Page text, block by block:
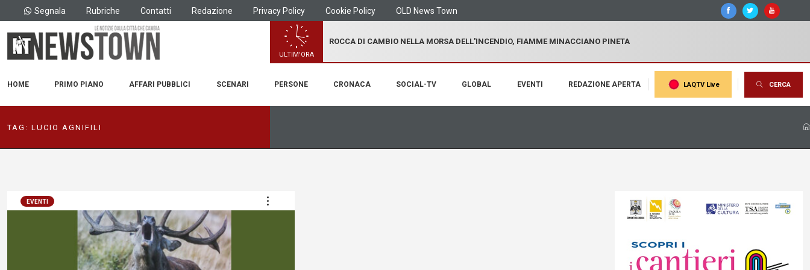
Segnala Rubriche Contatti Redazione Privacy Policy Cookie Policy OLD News Town
ULTIM'ORA
ROCCA DI CAMBIO NELLA MORSA DELL'INCENDIO, FIAMME MINACCIANO PINETA
HOME PRIMO PIANO AFFARI PUBBLICI SCENARI PERSONE CRONACA SOCIAL-TV GLOBAL EVENTI REDAZIONE APERTA LAQTV Live CERCA
TAG: LUCIO AGNIFILI
EVENTI